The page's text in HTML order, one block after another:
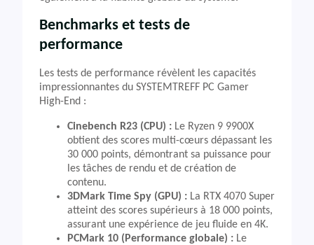
Benchmarks et tests de
performance
Les tests de performance révèlent les capacités
impressionnantes du SYSTEMTREFF PC Gamer
High-End :
Cinebench R23 (CPU) : Le Ryzen 9 9900X
obtient des scores multi-cœurs dépassant les
30 000 points, démontrant sa puissance pour
les tâches de rendu et de création de
contenu.
3DMark Time Spy (GPU) : La RTX 4070 Super
atteint des scores supérieurs à 18 000 points,
assurant une expérience de jeu fluide en 4K.
PCMark 10 (Performance globale) : Le